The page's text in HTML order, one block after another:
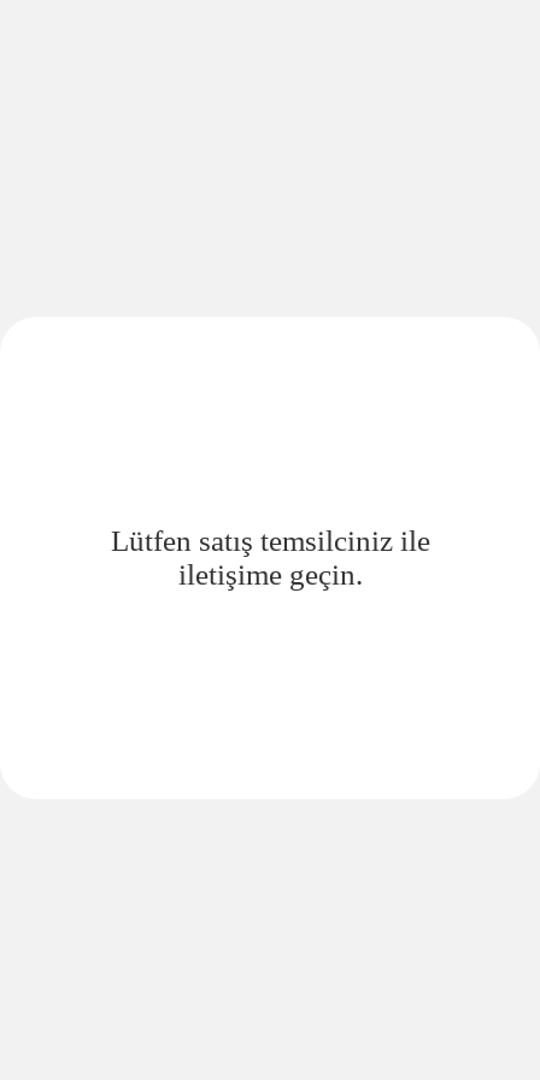
Lütfen satış temsilciniz ile
iletişime geçin.